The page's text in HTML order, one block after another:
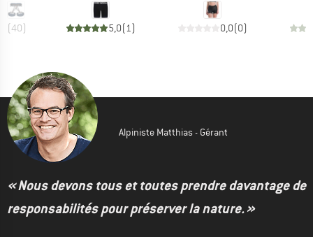
(40) 5,0(1) 0,0(0)
Alpiniste Matthias - Gérant
« Nous devons tous et toutes prendre davantage de
responsabilités pour préserver la nature. »